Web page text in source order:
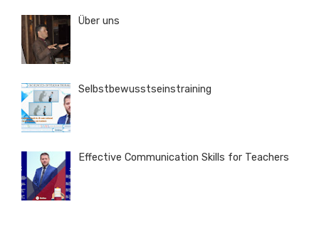
Über uns
Selbstbewusstseinstraining
Effective Communication Skills for Teachers